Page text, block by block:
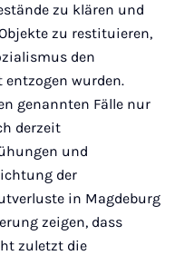
zu klären und
zu restituieren,
den
wurden.
genannten Fälle nur
derzeit
und
der
in Magdeburg
zeigen, dass
zuletzt die